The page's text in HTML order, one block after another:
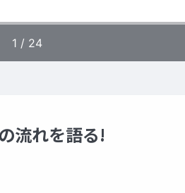
流れを語る!